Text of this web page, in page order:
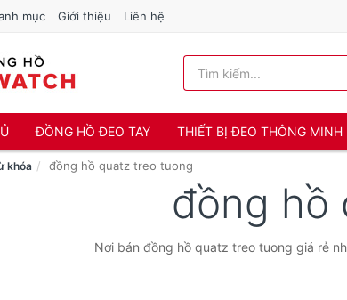
mục Giới thiệu Liên hệ
ĐỒNG HỒ ĐEO TAY THIẾT BỊ ĐEO THÔNG MINH
khóa đồng hồ quatz treo tuong
đồng hồ
Nơi bán đồng hồ quatz treo tuong giá rẻ